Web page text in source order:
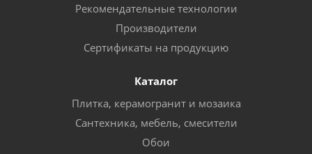
Рекомендательные технологии
Производители
Сертификаты на продукцию
Каталог
Плитка, керамогранит и мозаика
Сантехника, мебель, смесители
Обои